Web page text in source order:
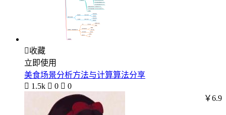
收藏
立即使用
美食场景分析方法与计算算法分享
 1.5k  0  0
￥6.9